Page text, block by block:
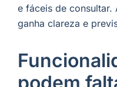
e fáceis de consultar.
ganha clareza e